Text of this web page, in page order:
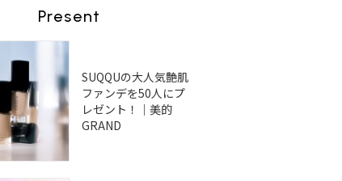
Present
SUQQUの大人気艶肌
ファンデを50人にプ
レゼント！｜美的
GRAND